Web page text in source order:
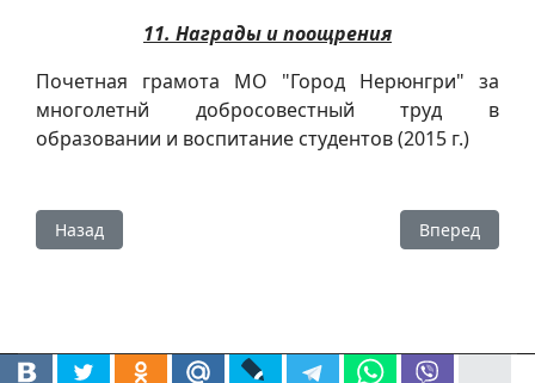
11. Награды и поощрения
Почетная грамота МО "Город Нерюнгри" за
многолетнй добросовестный труд в
образовании и воспитание студентов (2015 г.)
Предыдущий: Кулигина Евгения Сергеевна
Назад Следующий:
Вперед